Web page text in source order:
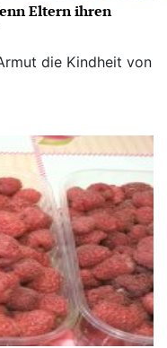
Eltern ihren
die Kindheit von